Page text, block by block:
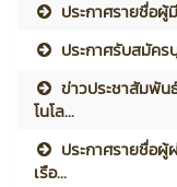
ประกาศรายชื่อผู้
ประกาศรับสมัคร
ข่าวประชาสัมพั
โนโล...
ประกาศรายชื่อผู้
เรือ...